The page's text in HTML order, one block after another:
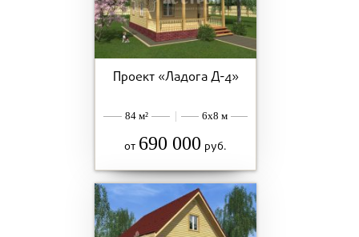
Проект «Ладога Д-4»
84 м² 6x8 м
от 690 000 руб.